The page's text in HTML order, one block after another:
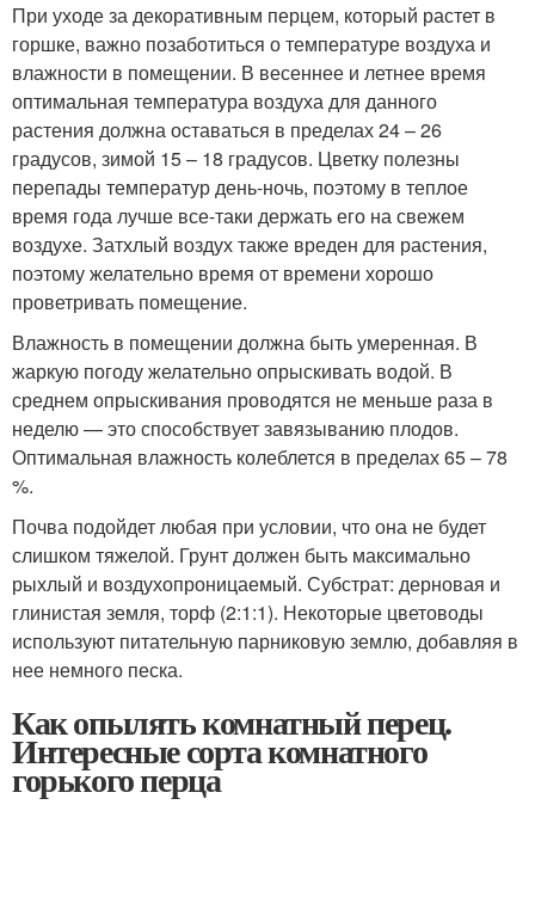
При уходе за декоративным перцем, который растет в
горшке, важно позаботиться о температуре воздуха и
влажности в помещении. В весеннее и летнее время
оптимальная температура воздуха для данного
растения должна оставаться в пределах 24 – 26
градусов, зимой 15 – 18 градусов. Цветку полезны
перепады температур день-ночь, поэтому в теплое
время года лучше все-таки держать его на свежем
воздухе. Затхлый воздух также вреден для растения,
поэтому желательно время от времени хорошо
проветривать помещение.
Влажность в помещении должна быть умеренная. В
жаркую погоду желательно опрыскивать водой. В
среднем опрыскивания проводятся не меньше раза в
неделю — это способствует завязыванию плодов.
Оптимальная влажность колеблется в пределах 65 – 78
%.
Почва подойдет любая при условии, что она не будет
слишком тяжелой. Грунт должен быть максимально
рыхлый и воздухопроницаемый. Субстрат: дерновая и
глинистая земля, торф (2:1:1). Некоторые цветоводы
используют питательную парниковую землю, добавляя в
нее немного песка.
Как опылять комнатный перец.
Интересные сорта комнатного
горького перца